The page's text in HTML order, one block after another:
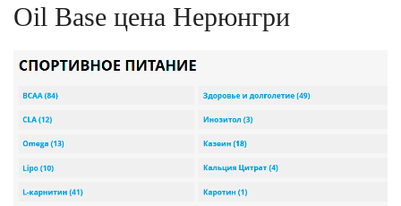
Oil Base цена Нерюнгри